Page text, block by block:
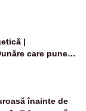
|
care pune
era
înainte de